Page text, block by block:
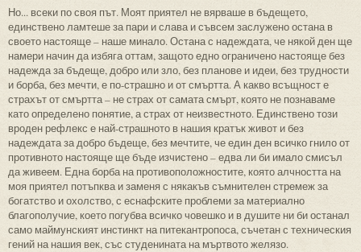
Но... всеки по своя път. Моят приятел не вярваше в бъдещето,
единствено ламтеше за пари и слава и съвсем заслужено остана в
своето настояще – наше минало. Остана с надеждата, че някой ден ще
намери начин да избяга оттам, защото едно ограничено настояще без
надежда за бъдеще, добро или зло, без планове и идеи, без трудности
и борба, без мечти, е по-страшно и от смъртта. А какво всъщност е
страхът от смъртта – не страх от самата смърт, която не познаваме
като определено понятие, а страх от неизвестното. Единствено този
вроден рефлекс е най-страшното в нашия кратък живот и без
надеждата за добро бъдеще, без мечтите, че един ден всичко гнило от
противното настояще ще бъде изчистено – едва ли би имало смисъл
да живеем. Една борба на противоположностите, която алчността на
моя приятел потъпква и заменя с някакъв съмнителен стремеж за
богатство и охолство, с еснафските проблеми за материално
благополучие, което погубва всичко човешко и в душите ни би останал
само маймунският инстинкт на питекантропоса, съчетан с техническия
гений на нашия век, със студенината на мъртвото желязо.